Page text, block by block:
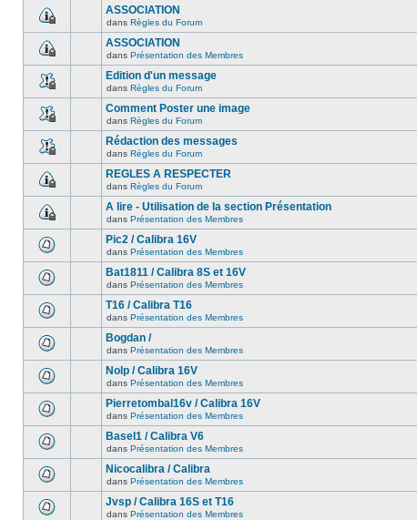
ASSOCIATION
dans Règles du Forum
ASSOCIATION
dans Présentation des Membres
Edition d'un message
dans Règles du Forum
Comment Poster une image
dans Règles du Forum
Rédaction des messages
dans Règles du Forum
REGLES A RESPECTER
dans Règles du Forum
A lire - Utilisation de la section Présentation
dans Présentation des Membres
Pic2 / Calibra 16V
dans Présentation des Membres
Bat1811 / Calibra 8S et 16V
dans Présentation des Membres
T16 / Calibra T16
dans Présentation des Membres
Bogdan /
dans Présentation des Membres
Nolp / Calibra 16V
dans Présentation des Membres
Pierretombal16v / Calibra 16V
dans Présentation des Membres
Basel1 / Calibra V6
dans Présentation des Membres
Nicocalibra / Calibra
dans Présentation des Membres
Jvsp / Calibra 16S et T16
dans Présentation des Membres